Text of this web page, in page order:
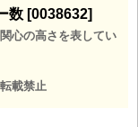
数 [0038632]
心の高さを表してい
載禁止